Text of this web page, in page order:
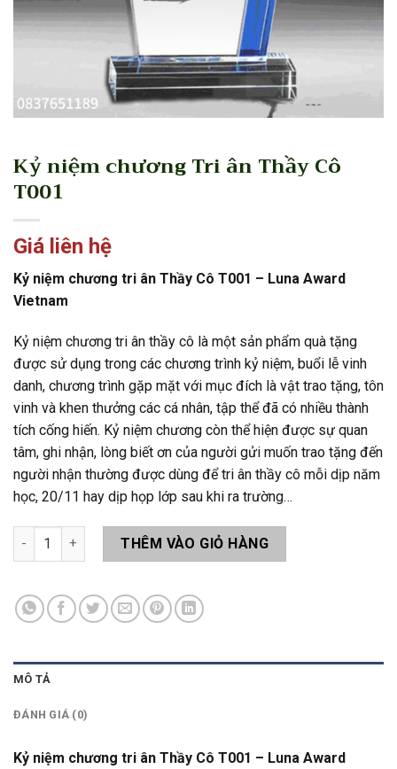
Kỷ niệm chương Tri ân Thầy Cô
T001
Giá liên hệ
Kỷ niệm chương tri ân Thầy Cô T001 – Luna Award
Vietnam
Kỷ niệm chương tri ân thầy cô là một sản phẩm quà tặng
được sử dụng trong các chương trình kỷ niệm, buổi lễ vinh
danh, chương trình gặp mặt với mục đích là vật trao tặng, tôn
vinh và khen thưởng các cá nhân, tập thể đã có nhiều thành
tích cống hiến. Kỷ niệm chương còn thể hiện được sự quan
tâm, ghi nhận, lòng biết ơn của người gửi muốn trao tặng đến
người nhận thường được dùng để tri ân thầy cô mỗi dịp năm
học, 20/11 hay dịp họp lớp sau khi ra trường…
Kỷ niệm chương Tri ân Thầy Cô T001 số lượng
THÊM VÀO GIỎ HÀNG
MÔ TẢ
ĐÁNH GIÁ (0)
Kỷ niệm chương tri ân Thầy Cô T001 – Luna Award